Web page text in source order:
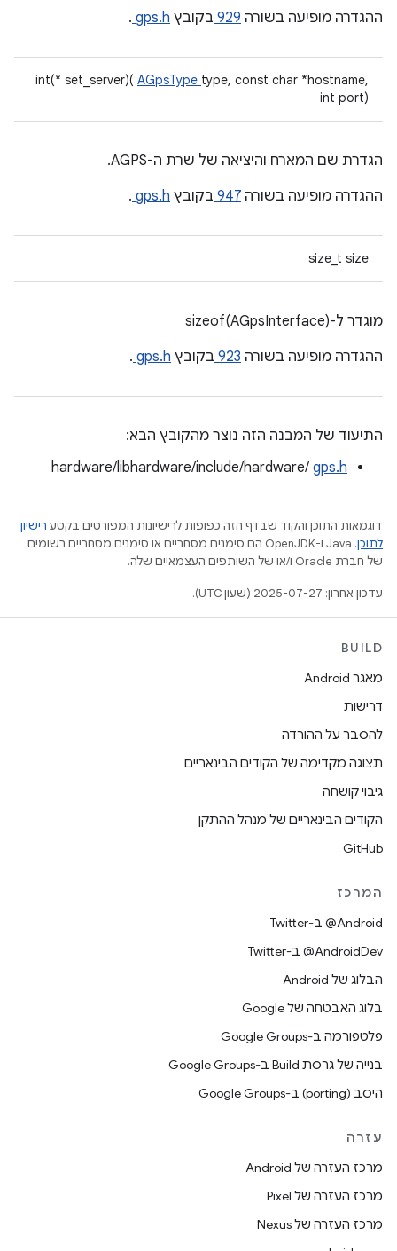
ההגדרה מופיעה בשורה 929 בקובץ gps.h
.
int(* set_server)( AGpsType type, const char *hostname,
int port)
הגדרת שם המארח והיציאה של שרת ה-AGPS.
ההגדרה מופיעה בשורה 947 בקובץ gps.h
.
size_t size
מוגדר ל-sizeof(AGpsInterface)
ההגדרה מופיעה בשורה 923 בקובץ gps.h
.
התיעוד של המבנה הזה נוצר מהקובץ הבא:
hardware/libhardware/include/hardware/ gps.h
דוגמאות התוכן והקוד שבדף הזה כפופות לרישיונות המפורטים בקטע רישיון
לתוכן
.‏ Java ו-OpenJDK הם סימנים מסחריים או סימנים מסחריים רשומים
של חברת Oracle ו/או של השותפים העצמאיים שלה.
עדכון אחרון: 2025-07-27 (שעון UTC).
BUILD
מאגר Android
דרישות
להסבר על ההורדה
תצוגה מקדימה של הקודים הבינאריים
גיבוי קושחה
הקודים הבינאריים של מנהל ההתקן
GitHub
המרכז
‎@Android ב-Twitter
‎@AndroidDev ב-Twitter
הבלוג של Android
בלוג האבטחה של Google
פלטפורמה ב-Google Groups
בנייה של גרסת Build ב-Google Groups
היסב (porting) ב-Google Groups
עזרה
מרכז העזרה של Android
מרכז העזרה של Pixel
מרכז העזרה של Nexus